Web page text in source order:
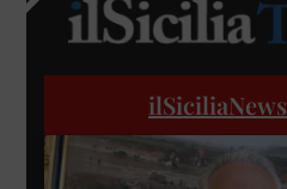
ilSiciliaNews